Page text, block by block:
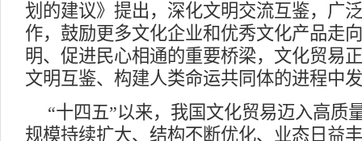
划的建议》提出，深化文明交流互鉴，广
作，鼓励更多文化企业和优秀文化产品走
明、促进民心相通的重要桥梁，文化贸易
文明互鉴、构建人类命运共同体的进程中
“十四五”以来，我国文化贸易迈入高质
规模持续扩大、结构不断优化、业态日益